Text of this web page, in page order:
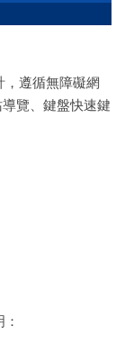
遵循無障礙網
覽、鍵盤快速鍵